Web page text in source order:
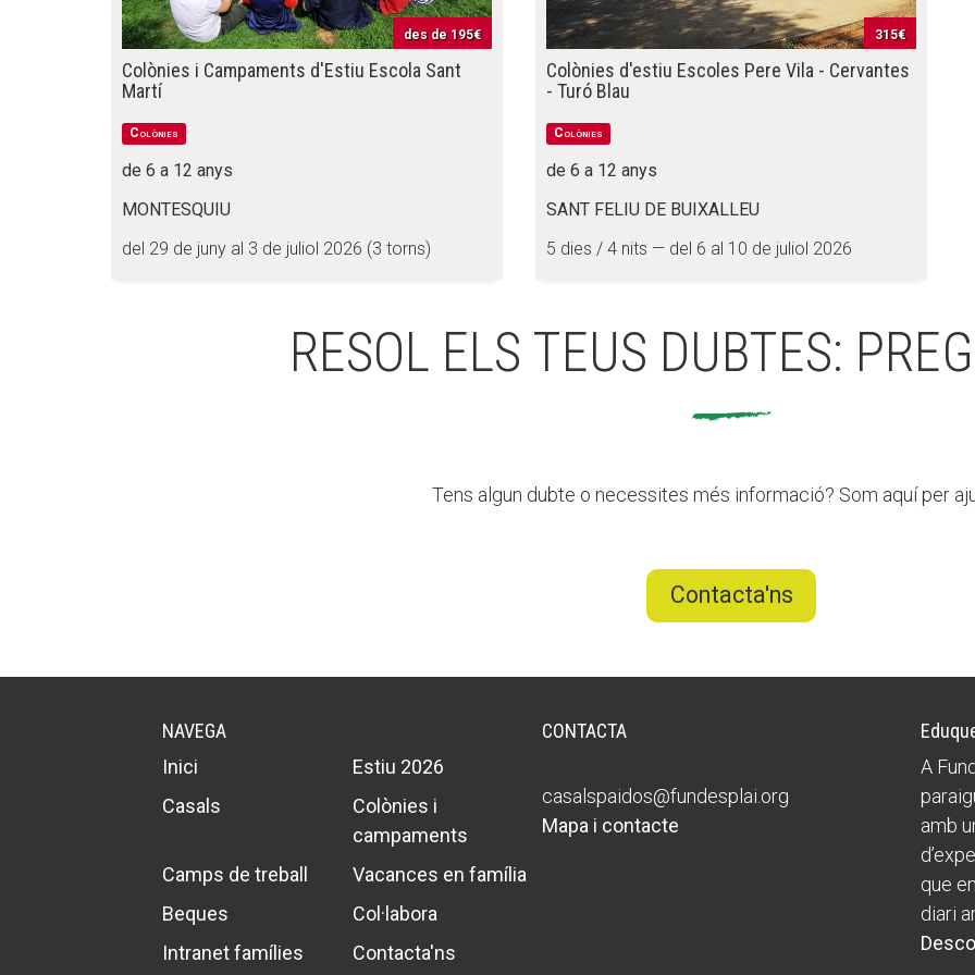
des de 195€
Colònies i Campaments d'Estiu Escola Sant
Martí
Colònies
de 6 a 12 anys
MONTESQUIU
del 29 de juny al 3 de juliol 2026 (3 torns)
315€
Colònies d'estiu Escoles Pere Vila - Cervantes
- Turó Blau
Colònies
de 6 a 12 anys
SANT FELIU DE BUIXALLEU
5 dies / 4 nits — del 6 al 10 de juliol 2026
RESOL ELS TEUS DUBTES:
Tens algun dubte o necessites més informació? Som aquí per
Contacta'ns
NAVEGA
Inici
Estiu 2026
Casals
Colònies i
campaments
Camps de treball
Vacances en família
Beques
Col·labora
Intranet famílies
Contacta'ns
CONTACTA
casalspaidos@fundesplai.org
Mapa i contacte
A
amb
que
diari